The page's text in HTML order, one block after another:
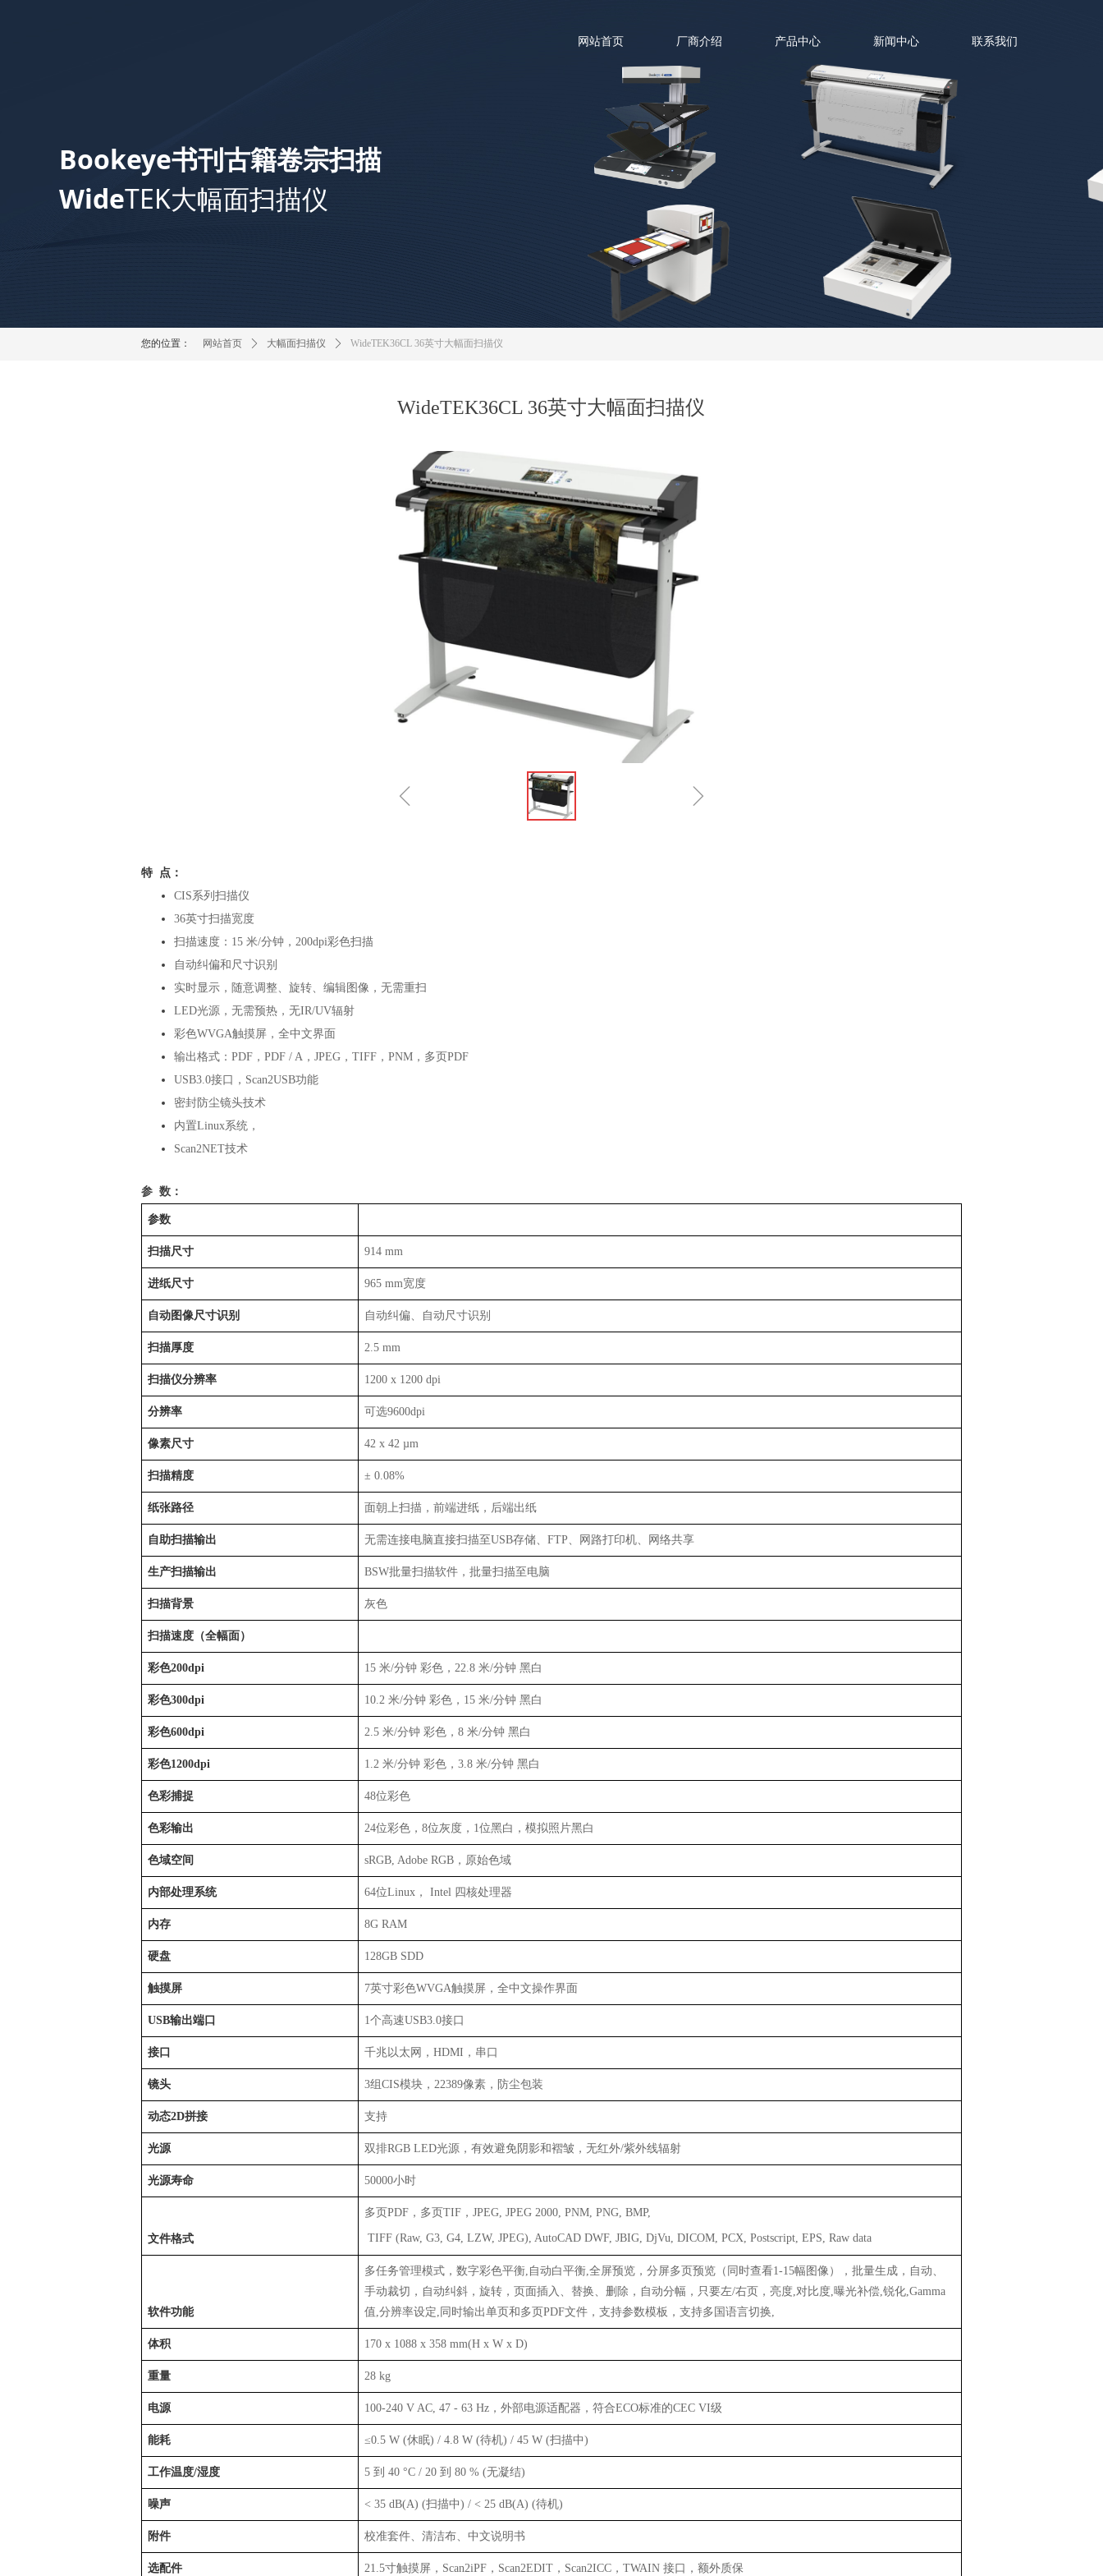
网站首页 厂商介绍 产品中心 新闻中心 联系我们
Bookeye书刊古籍卷宗扫描
WideTEK大幅面扫描仪
网站首页 ꄲ 大幅面扫描仪 ꄲ WideTEK36CL 36英寸大幅面扫描仪
您的位置：
WideTEK36CL 36英寸大幅面扫描仪
ꁆ ꁇ
特 点：
CIS系列扫描仪
36英寸扫描宽度
扫描速度：15 米/分钟，200dpi彩色扫描
自动纠偏和尺寸识别
实时显示，随意调整、旋转、编辑图像，无需重扫
LED光源，无需预热，无IR/UV辐射
彩色WVGA触摸屏，全中文界面
输出格式：PDF，PDF / A，JPEG，TIFF，PNM，多页PDF
USB3.0接口，Scan2USB功能
密封防尘镜头技术
内置Linux系统，
Scan2NET技术
参 数：
参数
扫描尺寸 914 mm
进纸尺寸 965 mm宽度
自动图像尺寸识别 自动纠偏、自动尺寸识别
扫描厚度 2.5 mm
扫描仪分辨率 1200 x 1200 dpi
分辨率 可选9600dpi
像素尺寸 42 x 42 µm
扫描精度 ± 0.08%
纸张路径 面朝上扫描，前端进纸，后端出纸
自助扫描输出 无需连接电脑直接扫描至USB存储、FTP、网路打印机、网络共享
生产扫描输出 BSW批量扫描软件，批量扫描至电脑
扫描背景 灰色
扫描速度（全幅面）
彩色200dpi 15 米/分钟 彩色，22.8 米/分钟 黑白
彩色300dpi 10.2 米/分钟 彩色，15 米/分钟 黑白
彩色600dpi 2.5 米/分钟 彩色，8 米/分钟 黑白
彩色1200dpi 1.2 米/分钟 彩色，3.8 米/分钟 黑白
色彩捕捉 48位彩色
色彩输出 24位彩色，8位灰度，1位黑白，模拟照片黑白
色域空间 sRGB, Adobe RGB，原始色域
内部处理系统 64位Linux， Intel 四核处理器
内存 8G RAM
硬盘 128GB SDD
触摸屏 7英寸彩色WVGA触摸屏，全中文操作界面
USB输出端口 1个高速USB3.0接口
接口 千兆以太网，HDMI，串口
镜头 3组CIS模块，22389像素，防尘包装
动态2D拼接 支持
光源 双排RGB LED光源，有效避免阴影和褶皱，无红外/紫外线辐射
光源寿命 50000小时
文件格式
多页PDF，多页TIF，JPEG, JPEG 2000, PNM, PNG, BMP,
TIFF (Raw, G3, G4, LZW, JPEG), AutoCAD DWF, JBIG, DjVu, DICOM, PCX, Postscript, EPS, Raw data
软件功能
多任务管理模式，数字彩色平衡,自动白平衡,全屏预览，分屏多页预览（同时查看1-15幅图像），批量生成，自动、
手动裁切，自动纠斜，旋转，页面插入、替换、删除，自动分幅，只要左/右页，亮度,对比度,曝光补偿,锐化,Gamma
值,分辨率设定,同时输出单页和多页PDF文件，支持参数模板，支持多国语言切换,
体积 170 x 1088 x 358 mm(H x W x D)
重量 28 kg
电源 100-240 V AC, 47 - 63 Hz，外部电源适配器，符合ECO标准的CEC VI级
能耗 ≤0.5 W (休眠) / 4.8 W (待机) / 45 W (扫描中)
工作温度/湿度 5 到 40 °C / 20 到 80 % (无凝结)
噪声 < 35 dB(A) (扫描中) / < 25 dB(A) (待机)
附件 校准套件、清洁布、中文说明书
选配件 21.5寸触摸屏，Scan2iPF，Scan2EDIT，Scan2ICC，TWAIN 接口，额外质保